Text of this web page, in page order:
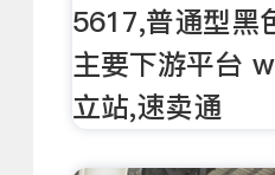
5617,普通型黑
主要下游平台
立站,速卖通